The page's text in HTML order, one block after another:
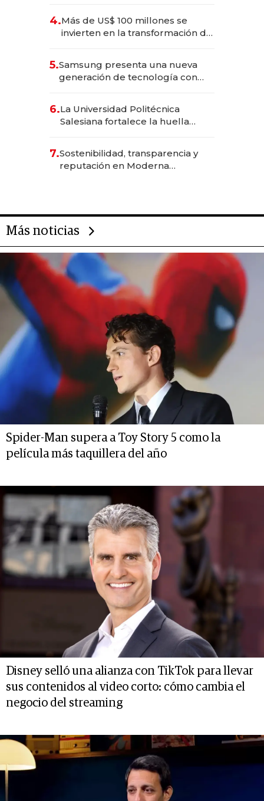
4.Más de US$ 100 millones se
invierten en la transformación de
5.Samsung presenta una nueva
generación de tecnología con
6.La Universidad Politécnica
Salesiana fortalece la huella
7.Sostenibilidad, transparencia y
reputación en Moderna
Más noticias
Spider-Man supera a Toy Story 5 como la
película más taquillera del año
Disney selló una alianza con TikTok para llevar
sus contenidos al video corto: cómo cambia el
negocio del streaming